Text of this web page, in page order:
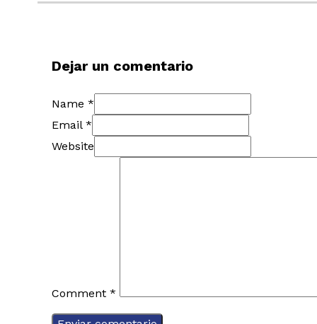
Dejar un comentario
Name *
Email *
Website
Comment *